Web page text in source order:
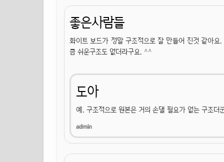
좋은사람들
화이트 보드가 정말 구조적으로 잘 만들어 진것 같아
큼 쉬운구조도 없더라구요. ^^
도아
예. 구조적으로 원본은 거의 손댈 필요가 없는 구조더